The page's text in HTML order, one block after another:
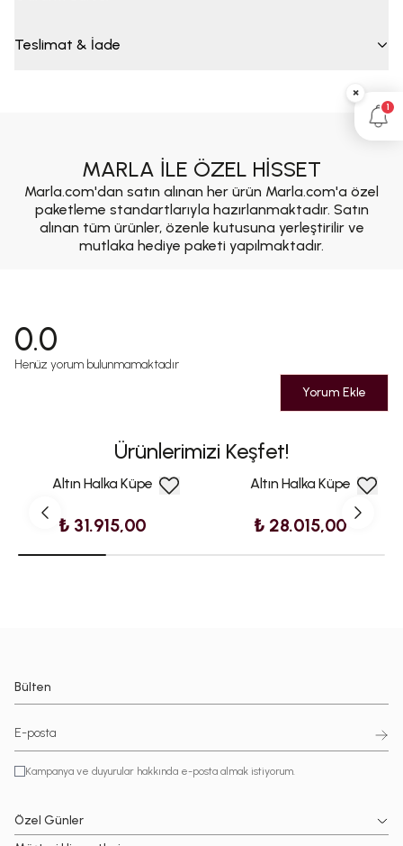
Teslimat & İade
MARLA İLE ÖZEL HİSSET
Marla.com'dan satın alınan her ürün Marla.com'a özel
paketleme standartlarıyla hazırlanmaktadır. Satın
alınan tüm ürünler, özenle kutusuna yerleştirilir ve
mutlaka hediye paketi yapılmaktadır.
0.0
Henüz yorum bulunmamaktadır
Yorum Ekle
Ürünlerimizi Keşfet!
Altın Halka Küpe
₺ 31.915,00
Altın Halka Küpe
₺ 28.015,00
Bülten
Kampanya ve duyurular hakkında e-posta almak istiyorum.
Özel Günler
×
1